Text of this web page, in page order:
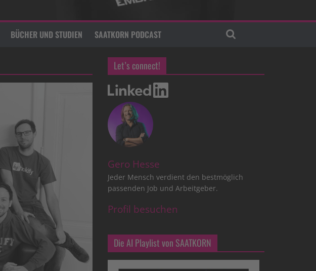
BÜCHER UND STUDIEN SAATKORN PODCAST
Let’s connect!
Gero Hesse
Jeder Mensch verdient den bestmöglich
passenden Job und Arbeitgeber.
Profil besuchen
Die AI Playlist von SAATKORN